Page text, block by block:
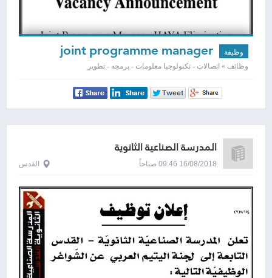
وظيفة
وظائف » اتصالات - تكنولوجيا معلومات - برمجه - تطوير
المدرسة الصناعية الثانوية
16/08/2018 09:46 صباحاً القدس